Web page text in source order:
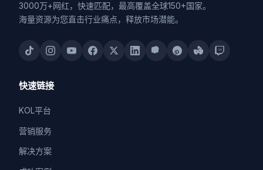
3000万+网红，快速匹配，最高覆盖全球150+国家。
海量资源为您直击行业痛点，释放市场潜能。
快速链接
KOL平台
营销服务
解决方案